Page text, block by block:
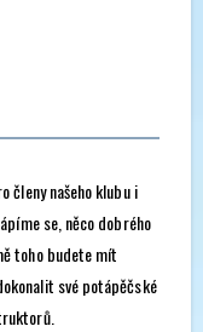
členy našeho klubu i
se, něco dobrého
toho budete mít
své potápěčské